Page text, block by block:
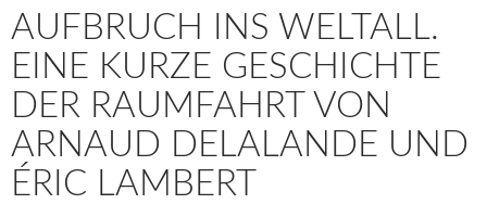
AUFBRUCH INS WELTALL.
EINE KURZE GESCHICHTE
DER RAUMFAHRT VON
ARNAUD DELALANDE UND
ÉRIC LAMBERT